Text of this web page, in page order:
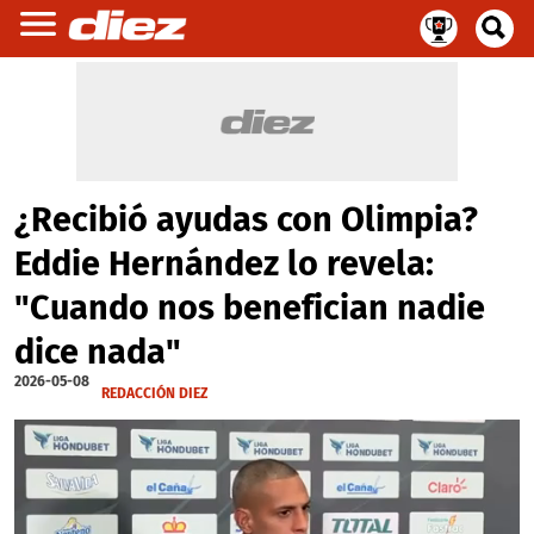
¿Recibió ayudas con Olimpia?
Eddie Hernández lo revela:
"Cuando nos benefician nadie
dice nada"
2026-05-08
REDACCIÓN DIEZ